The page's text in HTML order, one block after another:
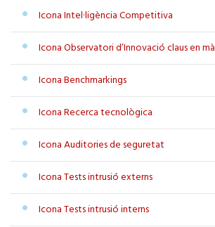
Icona Intel·ligència Competitiva
Icona Observatori d’Innovació claus en mà
Icona Benchmarkings
Icona Recerca tecnològica
Icona Auditories de seguretat
Icona Tests intrusió externs
Icona Tests intrusió interns